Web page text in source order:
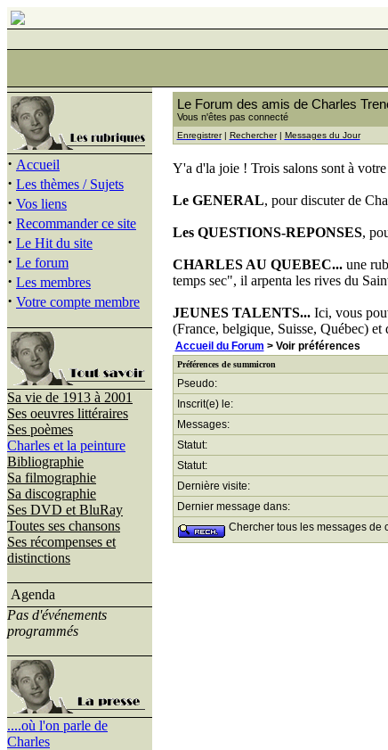
· Accueil
· Les thèmes / Sujets
· Vos liens
· Recommander ce site
· Le Hit du site
· Le forum
· Les membres
· Votre compte membre
Sa vie de 1913 à 2001
Ses oeuvres littéraires
Ses poèmes
Charles et la peinture
Bibliographie
Sa filmographie
Sa discographie
Ses DVD et BluRay
Toutes ses chansons
Ses récompenses et
distinctions
Agenda
Pas d'événements
programmés
....où l'on parle de
Charles
Le Forum des amis de Charles
Vous n'êtes pas connecté
Enregistrer| Rechercher| Messages du Jour
Y'a d'la joie ! Trois salons sont à
Le GENERAL, pour discuter de
Les QUESTIONS-REPONSES,
CHARLES AU QUEBEC...une
temps sec", il arpenta les rives du
JEUNES TALENTS...Ici, vous
(France, belgique, Suisse, Québec)
Accueil du Forum > Voir préférences
Préférences de summicron
Pseudo:
Inscrit(e) le:
Messages:
Statut:
Statut:
Dernière visite:
Dernier message dans:
Chercher tous les messages de